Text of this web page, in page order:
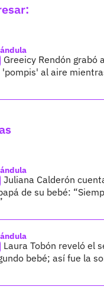
Greeicy Rendón grabó
'pompis' al aire
Juliana Calderón
de su bebé:
Laura Tobón reveló el
bebé; así fue la